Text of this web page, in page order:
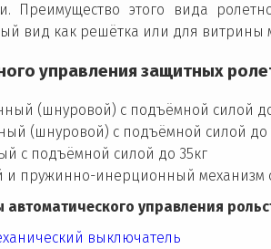
Преимущество этого вида
вид как решётка или для витрины
управления защитных
(шнуровой) с подъёмной силой
(шнуровой) с подъёмной силой до
с подъёмной силой до 35кг
и пружинно-инерционный механизм
управления
выключатель